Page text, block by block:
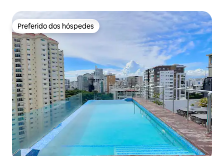
Preferido dos hóspedes
Preferido dos hóspedes